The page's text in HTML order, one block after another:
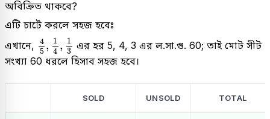
অবিক্রিত থাকবে?
এটি চার্টে করলে সহজ হবেঃ
এখানে, 4
5 , 1
4 , 1
3
4 ,1 ,1
এর হর 5, 4, 3 এর ল.সা.গু. 60; তাই মোট সীট
সংখ্যা 60 ধরলে হিসাব সহজ হবে।
SOLD UNSOLD TOTAL